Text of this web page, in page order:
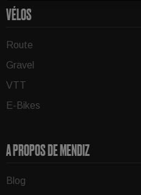
VÉLOS
Route
Gravel
VTT
E-Bikes
A PROPOS DE MENDIZ
Blog